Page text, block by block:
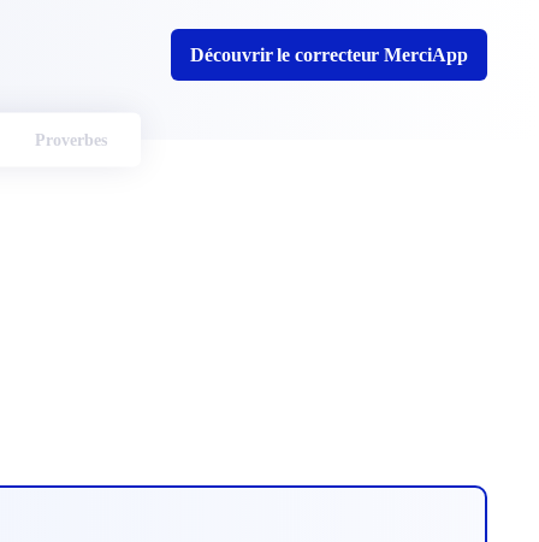
Découvrir le correcteur MerciApp
Proverbes